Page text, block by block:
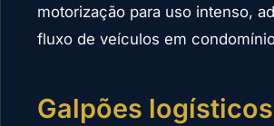
motorização para uso intenso,
fluxo de veículos em
Galpões